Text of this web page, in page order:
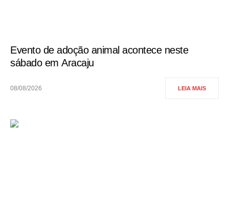
Evento de adoção animal acontece neste
sábado em Aracaju
08/08/2026 LEIA MAIS